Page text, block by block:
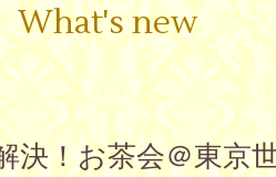
What's new
！お茶会＠東京